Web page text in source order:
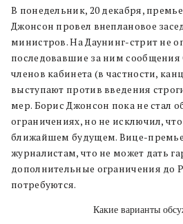
В понедельник, 20 декабря,
Джонсон провел внеплановое
министров. На Даунинг-стрит не
последовавшие за ним
членов кабинета (в частности,
выступают против введения
мер. Борис Джонсон пока не стал
ограничениях, но не исключил, что
ближайшем будущем. Вице-
журналистам, что не может дать
дополнительные ограничения до
потребуются.
Какие варианты